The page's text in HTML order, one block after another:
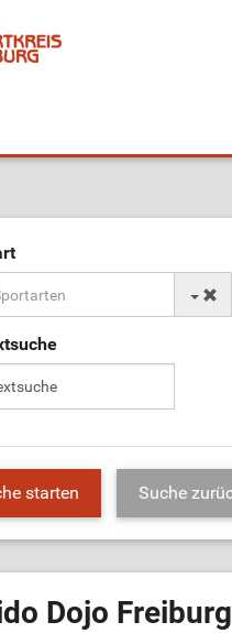
Dojo Freiburg